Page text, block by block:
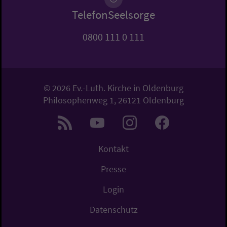
TelefonSeelsorge
0800 111 0 111
© 2026 Ev.-Luth. Kirche in Oldenburg
Philosophenweg 1, 26121 Oldenburg
Kontakt
Presse
Login
Datenschutz